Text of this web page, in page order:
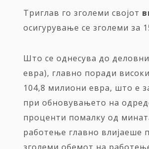
Триглав го зголеми својот
осигурување се зголеми за
Што се однесува до
евра), главно поради
104,8 милиони евра, што е
при обновувањето на
проценти помалку од
работење главно влијаеше